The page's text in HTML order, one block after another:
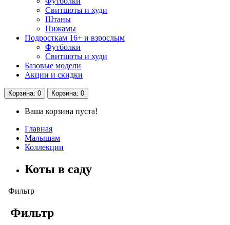
Свитшоты и худи
Штаны
Пижамы
Подросткам 16+ и взрослым
Футболки
Свитшоты и худи
Базовые модели
Акции и скидки
Корзина: 0 Корзина: 0
Ваша корзина пуста!
Главная
Малышам
Коллекции
Коты в саду
Фильтр
Фильтр